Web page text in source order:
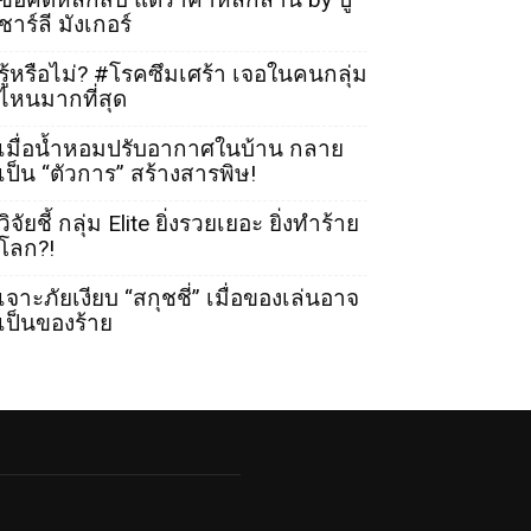
าร์ลี มังเกอร์
หรือไม่? #โรคซึมเศร้า เจอในคนกลุ่ม
หนมากที่สุด
มื่อน้ำหอมปรับอากาศในบ้าน กลาย
ป็น “ตัวการ” สร้างสารพิษ!
จัยชี้ กลุ่ม Elite ยิ่งรวยเยอะ ยิ่งทำร้าย
ลก?!
จาะภัยเงียบ “สกุชชี่” เมื่อของเล่นอาจ
ป็นของร้าย